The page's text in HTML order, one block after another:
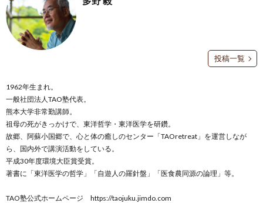
投稿一覧
1962年生まれ。
一般社団法人TAO塾代表。
熊本大学非常勤講師。
祖母の死がきっかけで、東洋哲学・東洋医学を研鑽。
故郷、阿蘇小国郷で、心と体の癒しのセンター「TAOretreat」を運営しなが
ら、国内外で講演活動をしている。
平成30年度環境大臣賞受賞。
著書に「東洋医学の哲学」「自遊人の羅針盤」「医食農同源の論理」等。
TAO塾公式ホームページ https://taojuku.jimdo.com